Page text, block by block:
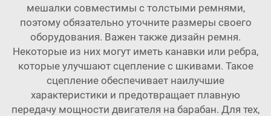
мешалки совместимы с толстыми ремнями,
поэтому обязательно уточните размеры своего
оборудования. Важен также дизайн ремня.
Некоторые из них могут иметь канавки или ребра,
которые улучшают сцепление с шкивами. Такое
сцепление обеспечивает наилучшие
характеристики и предотвращает плавную
передачу мощности двигателя на барабан. Для тех,